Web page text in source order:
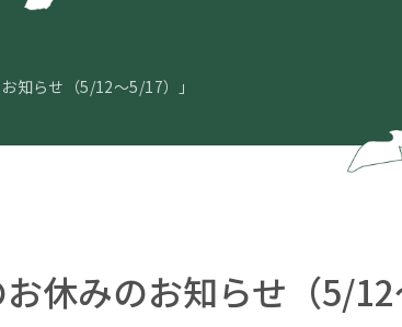
知らせ（5/12～5/17）」
休みのお知らせ（5/12